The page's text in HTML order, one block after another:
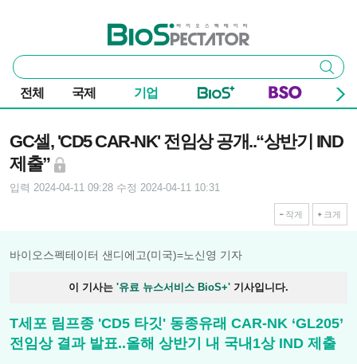
바이오스펙테이터
통
합
검
색
검색
전체 국제 기업
GC셀, 'CD5 CAR-NK' 전임상 공개..“상반기 IND
제출”
입력 2024-04-11 09:28 수정 2024-04-11 10:31
작게 크게
바이오스펙테이터 샌디에고(미국)=노신영 기자
이 기사는 '유료 뉴스서비스 BioS+' 기사입니다.
T세포 림프종 'CD5 타깃' 동종유래 CAR-NK ‘GL205’
전임상 결과 발표..올해 상반기 내 국내1상 IND 제출